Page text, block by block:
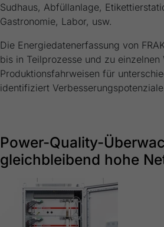
Sudhaus, Abfüllanlage,
Gastronomie, Labor, usw.
Die Energiedatenerfassung von
bis in Teilprozesse und zu
Produktionsfahrweisen für
identifiziert
Power-Quality-
gleichbleibend hohe